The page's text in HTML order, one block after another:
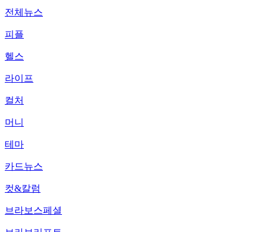
전체뉴스
피플
헬스
라이프
컬처
머니
테마
카드뉴스
컷&칼럼
브라보스페셜